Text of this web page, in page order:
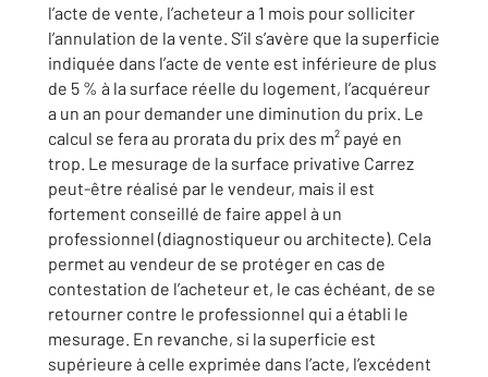
l’acte de vente, l’acheteur a 1 mois pour solliciter
l’annulation de la vente. S’il s’avère que la superficie
indiquée dans l’acte de vente est inférieure de plus
de 5 % à la surface réelle du logement, l’acquéreur
a un an pour demander une diminution du prix. Le
calcul se fera au prorata du prix des m² payé en
trop. Le mesurage de la surface privative Carrez
peut-être réalisé par le vendeur, mais il est
fortement conseillé de faire appel à un
professionnel (diagnostiqueur ou architecte). Cela
permet au vendeur de se protéger en cas de
contestation de l’acheteur et, le cas échéant, de se
retourner contre le professionnel qui a établi le
mesurage. En revanche, si la superficie est
supérieure à celle exprimée dans l’acte, l’excédent